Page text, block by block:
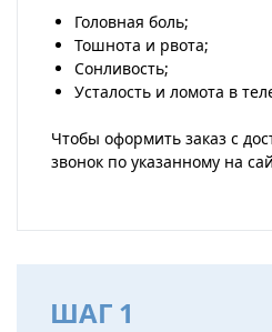
Головная боль;
Тошнота и рвота;
Сонливость;
Усталость и ломота в
Чтобы оформить заказ с
звонок по указанному на
ШАГ 1